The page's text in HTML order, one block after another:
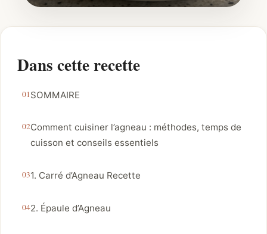
Dans cette recette
SOMMAIRE
Comment cuisiner l’agneau : méthodes, temps de
cuisson et conseils essentiels
1. Carré d’Agneau Recette
2. Épaule d’Agneau